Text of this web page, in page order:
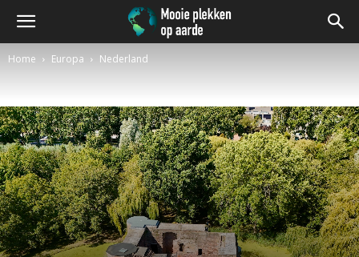
Home Europa Nederland